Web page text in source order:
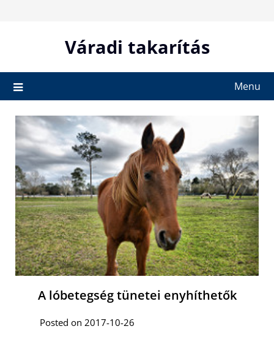
Váradi takarítás
Menu
A lóbetegség tünetei enyhíthetők
Posted on 2017-10-26